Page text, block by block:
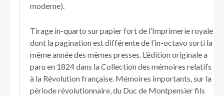
moderne).
Tirage in-quarto sur papier fort de l’Imprimerie royale
dont la pagination est différente de l’in-octavo sorti la
même année des mêmes presses. L’édition originale a
paru en 1824 dans la Collection des mémoires relatifs
à la Révolution française. Mémoires importants, sur la
période révolutionnaire, du Duc de Montpensier fils